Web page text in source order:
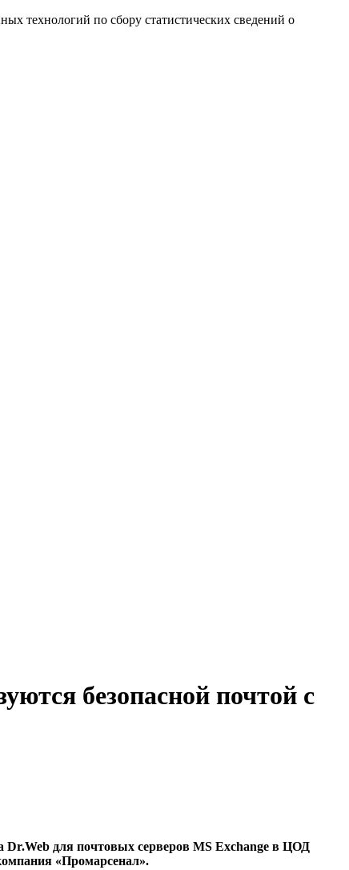
технологий по сбору статистических сведений о
безопасной почтой с
Dr.Web для почтовых серверов MS Exchange в ЦОД
«Промарсенал».